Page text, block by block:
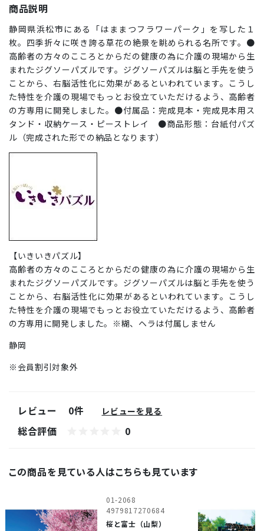
商品説明
静岡県浜松市にある「はままつフラワーパーク」を写した１
枚。四季折々に咲き誇る草花の絶景を眺められる名所です。●
高齢者の方々のこころとからだの健康の為に介護の現場から生
まれたジグソーパズルです。ジグソーパズルは脳と手先を使う
ことから、右脳活性化に効果があるといわれています。こうし
た特性を介護の現場でもっとお役立ていただけるよう、高齢者
の方専用に開発しました。●付属品：完成見本・完成見本用ス
タンド・収納ケース・ピーストレイ ●商品形態：台紙付パズ
ル（完成された形での納品となります）
【いきいきパズル】
高齢者の方々のこころとからだの健康の為に介護の現場から生
まれたジグソーパズルです。ジグソーパズルは脳と手先を使う
ことから、右脳活性化に効果があるといわれています。こうし
た特性を介護の現場でもっとお役立ていただけるよう、高齢者
の方専用に開発しました。※糊、ヘラは付属しません
静岡
※会員割引対象外
レビュー 0件 レビューを見る
総合評価 0
この商品を見ている人はこちらも見ています
01-2068
4979817270684
桜と富士（山梨）